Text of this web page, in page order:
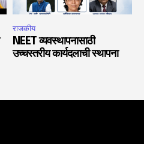
राजकीय
NEET व्यवस्थापनासाठी
उच्चस्तरीय कार्यदलाची स्थापना